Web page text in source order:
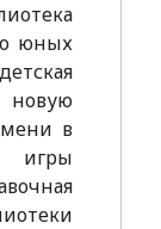
юных
новую
в
игры